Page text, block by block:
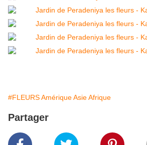
#FLEURS Amérique Asie Afrique
Partager